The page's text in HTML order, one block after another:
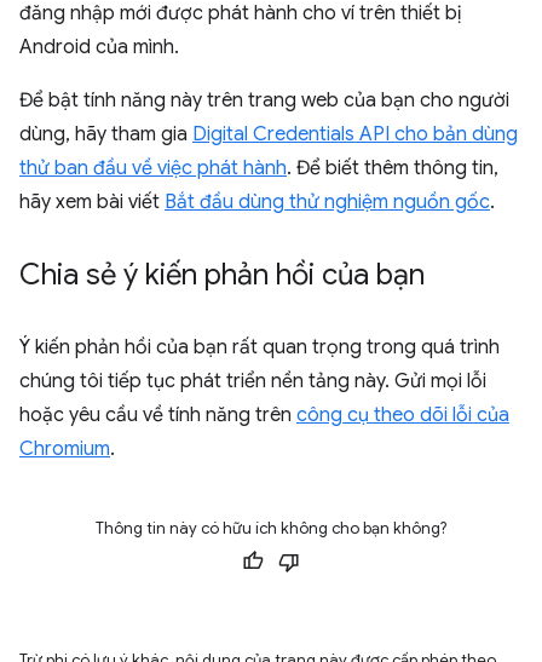
đăng nhập mới được phát hành cho ví trên thiết bị
Android của mình.
Để bật tính năng này trên trang web của bạn cho người
dùng, hãy tham gia Digital Credentials API cho bản dùng
thử ban đầu về việc phát hành. Để biết thêm thông tin,
hãy xem bài viết Bắt đầu dùng thử nghiệm nguồn gốc.
Chia sẻ ý kiến phản hồi của bạn
Ý kiến phản hồi của bạn rất quan trọng trong quá trình
chúng tôi tiếp tục phát triển nền tảng này. Gửi mọi lỗi
hoặc yêu cầu về tính năng trên công cụ theo dõi lỗi của
Chromium.
Thông tin này có hữu ích không cho bạn không?